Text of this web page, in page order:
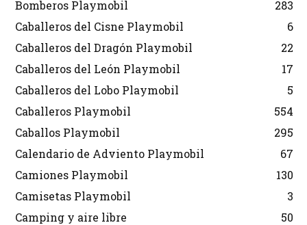
Bomberos Playmobil
283
Caballeros del Cisne Playmobil
6
Caballeros del Dragón Playmobil
22
Caballeros del León Playmobil
17
Caballeros del Lobo Playmobil
5
Caballeros Playmobil
554
Caballos Playmobil
295
Calendario de Adviento Playmobil
67
Camiones Playmobil
130
Camisetas Playmobil
3
Camping y aire libre
50